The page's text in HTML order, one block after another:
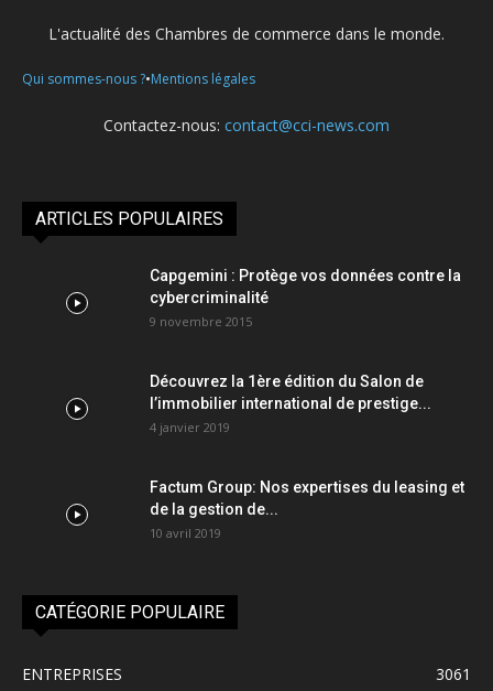
L'actualité des Chambres de commerce dans le monde.
Qui sommes-nous ?•Mentions légales
Contactez-nous: contact@cci-news.com
ARTICLES POPULAIRES
Capgemini : Protège vos données contre la
cybercriminalité
9 novembre 2015
Découvrez la 1ère édition du Salon de
l’immobilier international de prestige...
4 janvier 2019
Factum Group: Nos expertises du leasing et
de la gestion de...
10 avril 2019
CATÉGORIE POPULAIRE
ENTREPRISES 3061